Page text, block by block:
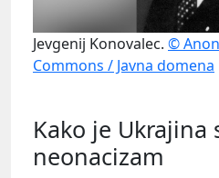
Jevgenij Konovalec. ©
Commons / Javna domena
Kako je Ukrajina
neonacizam